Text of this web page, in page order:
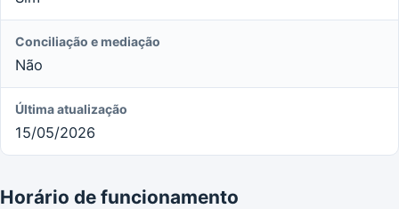
Conciliação e mediação
Não
Última atualização
15/05/2026
Horário de funcionamento